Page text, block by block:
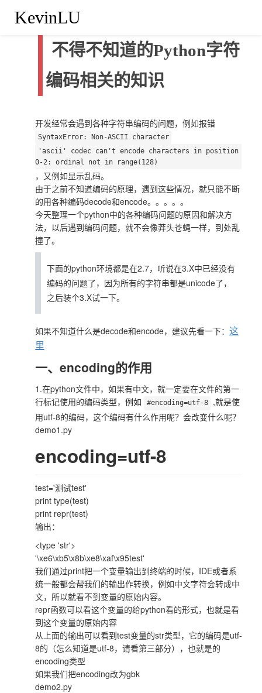
KevinLU
不得不知道的Python字符串
编码相关的知识
开发经常会遇到各种字符串编码的问题，例如报错
SyntaxError: Non-ASCII character
'ascii' codec can't encode characters in position
0-2: ordinal not in range(128)
，又例如显示乱码。
由于之前不知道编码的原理，遇到这些情况，就只能不断
的用各种编码decode和encode。。。。。
今天整理一个python中的各种编码问题的原因和解决方
法，以后遇到编码问题，就不会像莽头苍蝇一样，到处乱
撞了。
下面的python环境都是在2.7，听说在3.X中已经没有
编码的问题了，因为所有的字符串都是unicode了，
之后装个3.X试一下。
如果不知道什么是decode和encode，建议先看一下： 这
里
一、encoding的作用
1.在python文件中，如果有中文，就一定要在文件的第一
行标记使用的编码类型，例如
#encoding=utf-8
,就是使
用utf-8的编码，这个编码有什么作用呢？会改变什么呢？
demo1.py
encoding=utf-8
test='测试test'
print type(test)
print repr(test)
输出：
<type 'str'>
'\xe6\xb5\x8b\xe8\xaf\x95test'
我们通过print把一个变量输出到终端的时候，IDE或者系
统一般都会帮我们的输出作转换，例如中文字符会转成中
文，所以就看不到变量的原始内容。
repr函数可以看这个变量的给python看的形式，也就是看
到这个变量的原始内容
从上面的输出可以看到test变量的str类型，它的编码是utf-
8的（怎么知道是utf-8，请看第三部分），也就是的
encoding类型
如果我们把encoding改为gbk
demo2.py